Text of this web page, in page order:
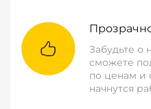
Забудьте о
сможете
по ценам и
начнутся